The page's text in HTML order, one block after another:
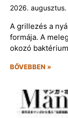
2026.
A grillezés a
formája. A
okozó
BŐVEBBEN »